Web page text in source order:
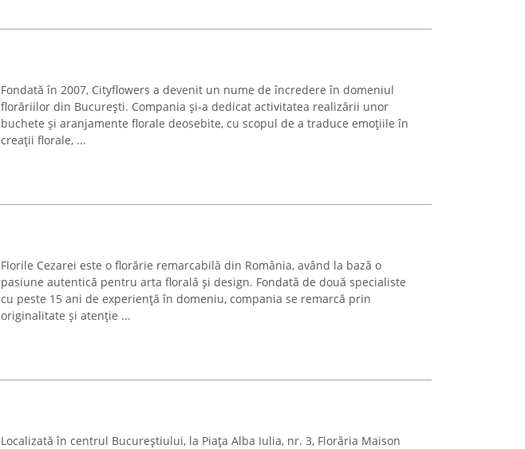
Fondată în 2007, Cityflowers a devenit un nume de încredere în domeniul
florăriilor din București. Compania și-a dedicat activitatea realizării unor
buchete și aranjamente florale deosebite, cu scopul de a traduce emoțiile în
creații florale, ...
Florile Cezarei este o florărie remarcabilă din România, având la bază o
pasiune autentică pentru arta florală și design. Fondată de două specialiste
cu peste 15 ani de experiență în domeniu, compania se remarcă prin
originalitate și atenție ...
Localizată în centrul Bucureștiului, la Piața Alba Iulia, nr. 3, Florăria Maison